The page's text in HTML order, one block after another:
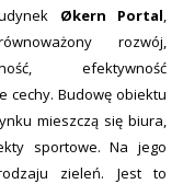
Økern Portal,
rozwój,
efektywność
cechy. Budowę obiektu
mieszczą się biura,
sportowe. Na jego
zieleń. Jest to